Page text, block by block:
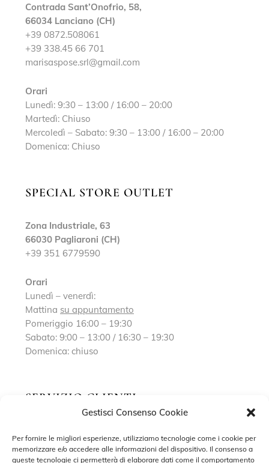
Gestisci Consenso Cookie
Per fornire le migliori esperienze, utilizziamo tecnologie come i cookie per
memorizzare e/o accedere alle informazioni del dispositivo. Il consenso a
queste tecnologie ci permetterà di elaborare dati come il comportamento
Contrada Sant’Onofrio, 58,
66034 Lanciano (CH)
+39 0872.508061
+39 338.45 66 701
marisaspose.srl@gmail.com
Orari
Lunedì: 9:30 – 13:00 / 16:00 – 20:00
Martedì: Chiuso
Mercoledì – Sabato: 9:30 – 13:00 / 16:00 – 20:00
Domenica: Chiuso
SPECIAL STORE OUTLET
Zona Industriale, 63
66030 Pagliaroni (CH)
+39 351 6779590
Orari
Lunedì – venerdì:
Mattina su appuntamento
Pomeriggio 16:00 – 19:30
Sabato: 9:00 – 13:00 / 16:30 – 19:30
Domenica: chiuso
SERVIZIO CLIENTI
Contatti